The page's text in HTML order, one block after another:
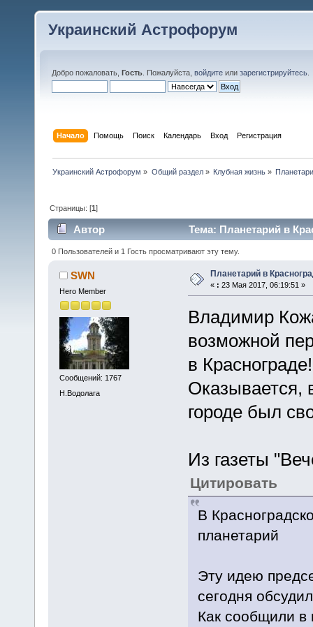
Украинский Астрофорум
Добро пожаловать, Гость . Пожалуйста, войдите или зарегистрируйтесь
Начало Помощь Поиск Календарь Вход Регистрация
Украинский Астрофорум » Общий раздел» Клубная жизнь»
Страницы: [1]
Автор Тема: Планетарий в
0 Пользователей и 1 Гость просматривают эту тему.
SWN
Hero Member
Сообщений: 1767
Н.Водолага
Планетарий в
« : 23 Мая 2017, 06:19:51 »
Владимир
возможной
в Краснограде!
Оказывается,
городе был
Из газеты
Цитировать
В
планетарий
Эту идею
сегодня
Как сообщили в